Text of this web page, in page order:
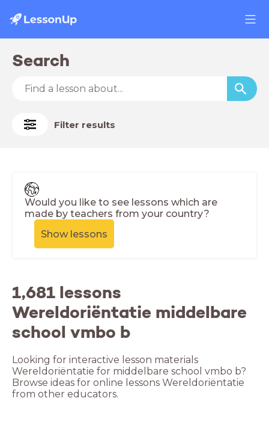
Search
Filter results
Would you like to see lessons which are
made by teachers from your country?
Show lessons
1,681 lessons
Wereldoriëntatie middelbare
school vmbo b
Looking for interactive lesson materials
Wereldoriëntatie for middelbare school vmbo b?
Browse ideas for online lessons Wereldoriëntatie
from other educators.